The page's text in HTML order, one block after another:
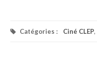
Catégories : Ciné CLEP,